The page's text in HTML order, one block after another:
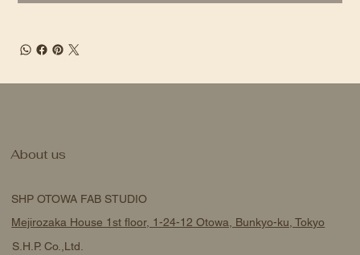
SHP OTOWA FAB STUDIO
Mejirozaka House 1st floor, 1-24-12 Otowa, Bunkyo-ku, Tokyo
S.H.P. Co.,Ltd.
About us